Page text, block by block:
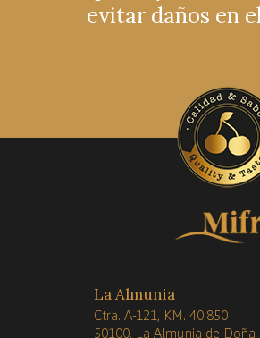
evitar daños en
La Almunia
Ctra. A-121, KM. 40.850
50100, La Almunia de Doña